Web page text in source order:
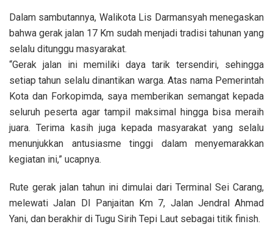
Dalam sambutannya, Walikota Lis Darmansyah menegaskan
bahwa gerak jalan 17 Km sudah menjadi tradisi tahunan yang
selalu ditunggu masyarakat.
“Gerak jalan ini memiliki daya tarik tersendiri, sehingga
setiap tahun selalu dinantikan warga. Atas nama Pemerintah
Kota dan Forkopimda, saya memberikan semangat kepada
seluruh peserta agar tampil maksimal hingga bisa meraih
juara. Terima kasih juga kepada masyarakat yang selalu
menunjukkan antusiasme tinggi dalam menyemarakkan
kegiatan ini,” ucapnya.
Rute gerak jalan tahun ini dimulai dari Terminal Sei Carang,
melewati Jalan DI Panjaitan Km 7, Jalan Jendral Ahmad
Yani, dan berakhir di Tugu Sirih Tepi Laut sebagai titik finish.